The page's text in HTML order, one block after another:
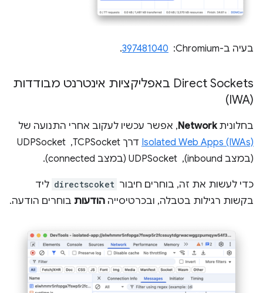
בעיה ב-Chromium: ‏ 397481040
.
Direct Sockets באפליקציות אינטרנט מבודדות
(IWA)
בחלוניתNetwork, אפשר עכשיו לעקוב אחרי התנועה של
Isolated Web Apps (IWAs)
דרך TCPSocket, ‏ UDPSocket
(במצב inbound), ‏ UDPSocket (במצב connected).
כדי לעשות את זה, בוחרים חיבור directscoket ליד
בקשות רגילות בטבלה, ובכרטיסייה הודעות בוחרים הודעה.